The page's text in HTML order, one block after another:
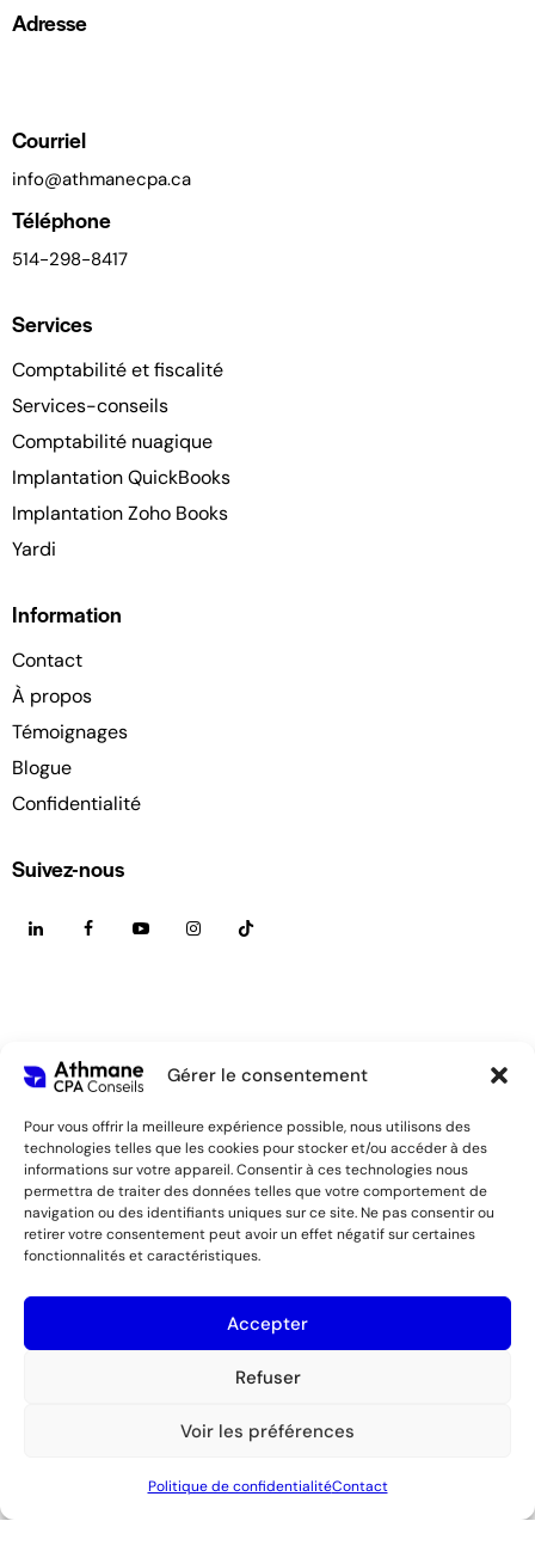
Gérer le consentement
Pour vous offrir la meilleure expérience possible, nous utilisons des
technologies telles que les cookies pour stocker et/ou accéder à des
informations sur votre appareil. Consentir à ces technologies nous
permettra de traiter des données telles que votre comportement de
navigation ou des identifiants uniques sur ce site. Ne pas consentir ou
retirer votre consentement peut avoir un effet négatif sur certaines
fonctionnalités et caractéristiques.
Accepter
Refuser
Voir les préférences
Politique de confidentialitéContact
Adresse
Courriel
info@athmanecpa.ca
Téléphone
514-298-8417
Services
Comptabilité et fiscalité
Services-conseils
Comptabilité nuagique
Implantation QuickBooks
Implantation Zoho Books
Yardi
Information
Contact
À propos
Témoignages
Blogue
Confidentialité
Suivez-nous
PRAGMATIK.